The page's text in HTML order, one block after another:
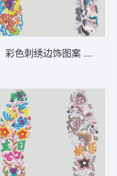
垫
彩色刺绣边饰图案 鞋垫